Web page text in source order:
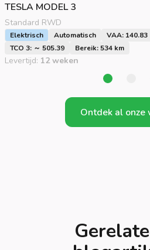
TESLA MODEL 3
Standard RWD
Elektrisch Automatisch
VAA: 140.83
TCO 3: ～ 505.39
Bereik: 534 km
Levertijd: 12 weken
Ontdek al onze